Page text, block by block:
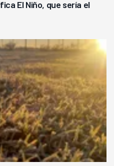
El Niño, que sería el